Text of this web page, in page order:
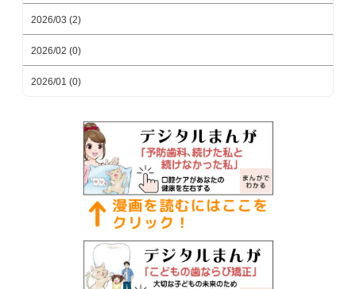
2026/03 (2)
2026/02 (0)
2026/01 (0)